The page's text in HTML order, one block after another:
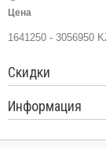
Цена
1641250 - 3056950
Скидки
Информация